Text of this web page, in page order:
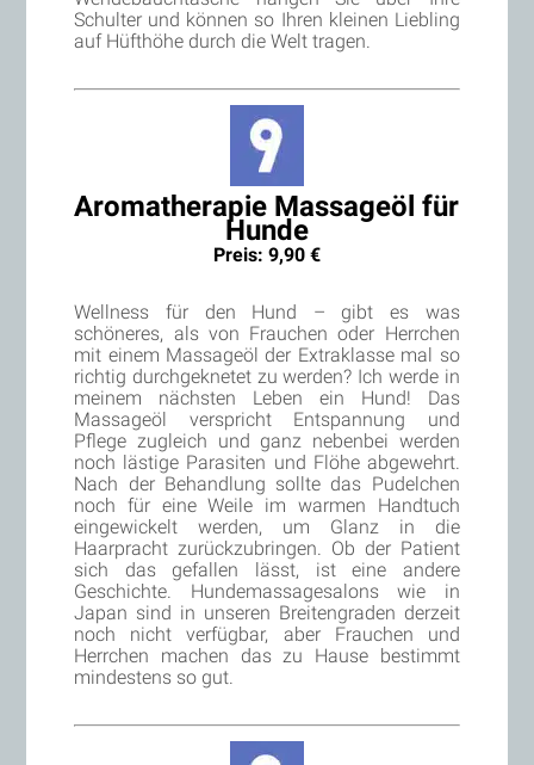
Schulter und können so Ihren kleinen Liebling
auf Hüfthöhe durch die Welt tragen.
Aromatherapie Massageöl für
Hunde
Preis: 9,90 €
Wellness für den Hund – gibt es was
schöneres, als von Frauchen oder Herrchen
mit einem Massageöl der Extraklasse mal so
richtig durchgeknetet zu werden? Ich werde in
meinem nächsten Leben ein Hund! Das
Massageöl verspricht Entspannung und
Pflege zugleich und ganz nebenbei werden
noch lästige Parasiten und Flöhe abgewehrt.
Nach der Behandlung sollte das Pudelchen
noch für eine Weile im warmen Handtuch
eingewickelt werden, um Glanz in die
Haarpracht zurückzubringen. Ob der Patient
sich das gefallen lässt, ist eine andere
Geschichte. Hundemassagesalons wie in
Japan sind in unseren Breitengraden derzeit
noch nicht verfügbar, aber Frauchen und
Herrchen machen das zu Hause bestimmt
mindestens so gut.